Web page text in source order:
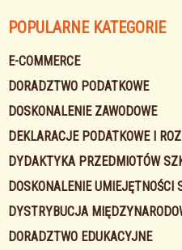
POPULARNE KATEGORIE
E-COMMERCE
DORADZTWO PODATKOWE
DOSKONALENIE ZAWODOWE
DEKLARACJE PODATKOWE I
DYDAKTYKA PRZEDMIOTÓW
DOSKONALENIE UMIEJĘTNOŚCI
DYSTRYBUCJA
DORADZTWO EDUKACYJNE